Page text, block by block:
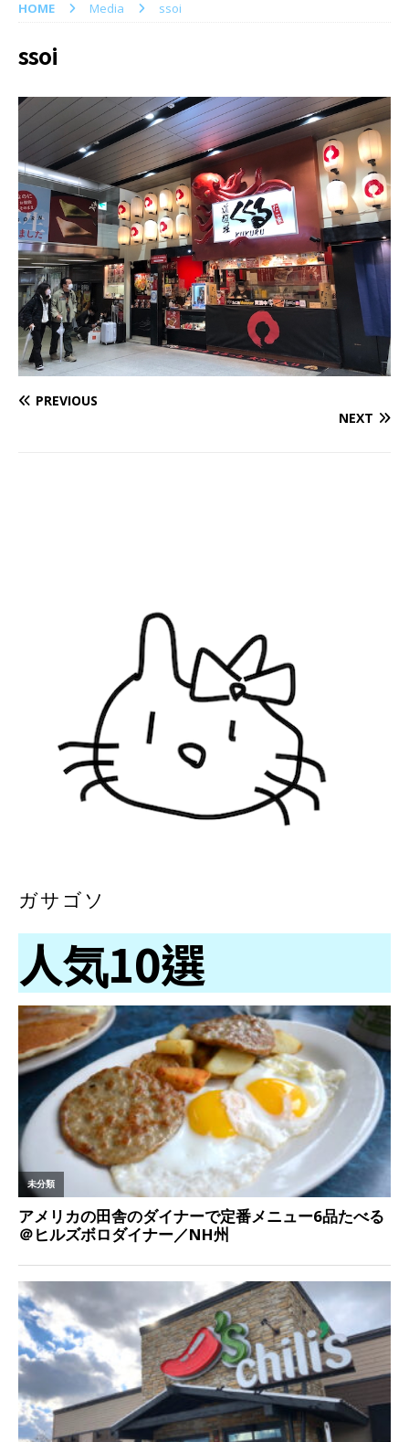
HOME Media ssoi
ssoi
PREVIOUS
NEXT
ガサゴソ
人気10選